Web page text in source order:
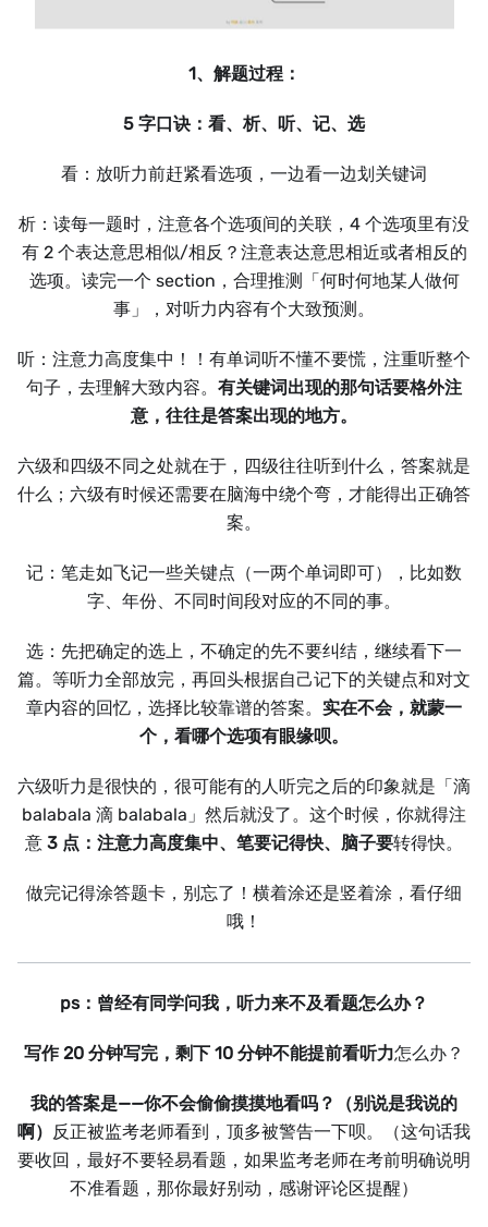
1、解题过程：
5 字口诀：看、析、听、记、选
看：放听力前赶紧看选项，一边看一边划关键词
析：读每一题时，注意各个选项间的关联，4 个选项里有没
有 2 个表达意思相似/相反？注意表达意思相近或者相反的
选项。读完一个 section，合理推测「何时何地某人做何
事」，对听力内容有个大致预测。
听：注意力高度集中！！有单词听不懂不要慌，注重听整个
句子，去理解大致内容。 有关键词出现的那句话要格外注
意，往往是答案出现的地方。
六级和四级不同之处就在于，四级往往听到什么，答案就是
什么；六级有时候还需要在脑海中绕个弯，才能得出正确答
案。
记：笔走如飞记一些关键点（一两个单词即可），比如数
字、年份、不同时间段对应的不同的事。
选：先把确定的选上，不确定的先不要纠结，继续看下一
篇。等听力全部放完，再回头根据自己记下的关键点和对文
章内容的回忆，选择比较靠谱的答案。 实在不会，就蒙一
个，看哪个选项有眼缘呗。
六级听力是很快的，很可能有的人听完之后的印象就是「滴
balabala 滴 balabala」然后就没了。这个时候，你就得注
意 3 点：注意力高度集中、笔要记得快、脑子要转得快。
做完记得涂答题卡，别忘了！横着涂还是竖着涂，看仔细
哦！
ps：曾经有同学问我，听力来不及看题怎么办？
写作 20 分钟写完，剩下 10 分钟不能提前看听力怎么办？
我的答案是——你不会偷偷摸摸地看吗？（别说是我说的
啊） 反正被监考老师看到，顶多被警告一下呗。（这句话我
要收回，最好不要轻易看题，如果监考老师在考前明确说明
不准看题，那你最好别动，感谢评论区提醒）